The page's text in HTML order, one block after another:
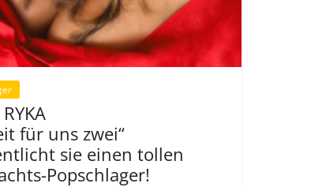
für uns zwei“
sie einen tollen
Popschlager!